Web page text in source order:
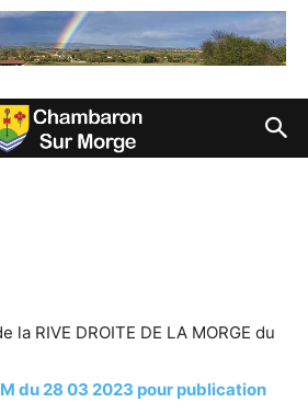
la RIVE DROITE DE LA MORGE du
du 28 03 2023 pour publication